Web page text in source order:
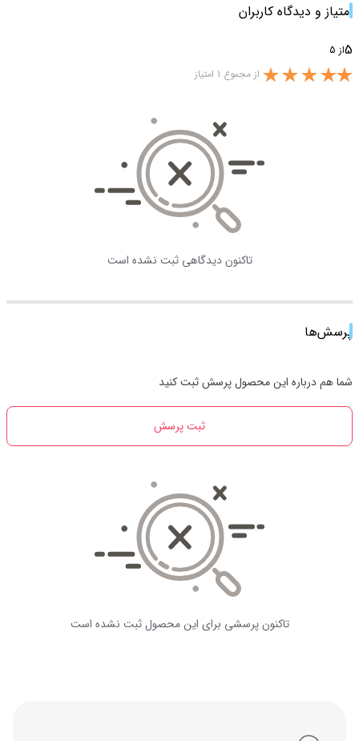
امتیاز و دیدگاه کاربران
5از 5
از مجموع 1 امتیاز
تاکنون دیدگاهی ثبت نشده است
پرسش‌ها
شما هم درباره این محصول پرسش ثبت کنید
ثبت پرسش
تاکنون پرسشی برای این محصول ثبت نشده است